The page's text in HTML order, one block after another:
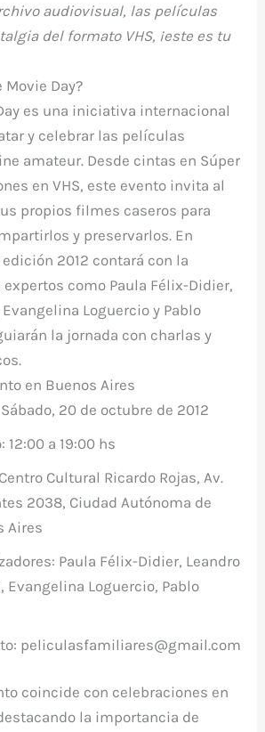
audiovisual, las películas
del formato VHS, ¡este es tu
Movie Day?
es una iniciativa internacional
y celebrar las películas
amateur. Desde cintas en Súper
enVHS, este evento invita al
propios filmes caseros para
y preservarlos. En
2012 contará con la
como Paula Félix-Didier,
Evangelina Loguercio y Pablo
la jornada con charlas y
en Buenos Aires
Sábado, 20 de octubre de 2012
12:00 a 19:00 hs
Centro Cultural Ricardo Rojas, Av.
2038, Ciudad Autónoma de
Aires
Paula Félix-Didier, Leandro
Evangelina Loguercio, Pablo
peliculasfamiliares@gmail.com
coincide con celebraciones en
la importancia de